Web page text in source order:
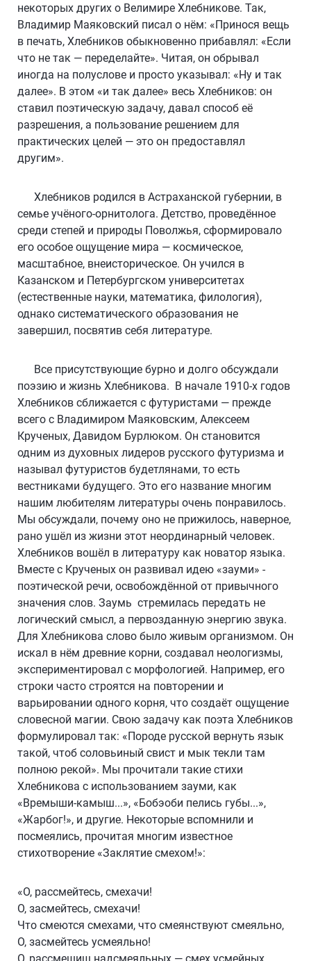
некоторых других о Велимире Хлебникове. Так,
Владимир Маяковский писал о нём: «Принося вещь
в печать, Хлебников обыкновенно прибавлял: «Если
что не так — переделайте». Читая, он обрывал
иногда на полуслове и просто указывал: «Ну и так
далее». В этом «и так далее» весь Хлебников: он
ставил поэтическую задачу, давал способ её
разрешения, а пользование решением для
практических целей — это он предоставлял
другим».
Хлебников родился в Астраханской губернии, в
семье учёного-орнитолога. Детство, проведённое
среди степей и природы Поволжья, сформировало
его особое ощущение мира — космическое,
масштабное, внеисторическое. Он учился в
Казанском и Петербургском университетах
(естественные науки, математика, филология),
однако систематического образования не
завершил, посвятив себя литературе.
Все присутствующие бурно и долго обсуждали
поэзию и жизнь Хлебникова. В начале 1910-х годов
Хлебников сближается с футуристами — прежде
всего с Владимиром Маяковским, Алексеем
Крученых, Давидом Бурлюком. Он становится
одним из духовных лидеров русского футуризма и
называл футуристов будетлянами, то есть
вестниками будущего. Это его название многим
нашим любителям литературы очень понравилось.
Мы обсуждали, почему оно не прижилось, наверное,
рано ушёл из жизни этот неординарный человек.
Хлебников вошёл в литературу как новатор языка.
Вместе с Крученых он развивал идею «зауми» -
поэтической речи, освобождённой от привычного
значения слов. Заумь стремилась передать не
логический смысл, а первозданную энергию звука.
Для Хлебникова слово было живым организмом. Он
искал в нём древние корни, создавал неологизмы,
экспериментировал с морфологией. Например, его
строки часто строятся на повторении и
варьировании одного корня, что создаёт ощущение
словесной магии. Свою задачу как поэта Хлебников
формулировал так: «Породе русской вернуть язык
такой, чтоб соловьиный свист и мык текли там
полною рекой». Мы прочитали такие стихи
Хлебникова с использованием зауми, как
«Времыши-камыш...», «Бобэоби пелись губы...»,
«Жарбог!», и другие. Некоторые вспомнили и
посмеялись, прочитая многим известное
стихотворение «Заклятие смехом!»:
«О, рассмейтесь, смехачи!
О, засмейтесь, смехачи!
Что смеются смехами, что смеянствуют смеяльно,
О, засмейтесь усмеяльно!